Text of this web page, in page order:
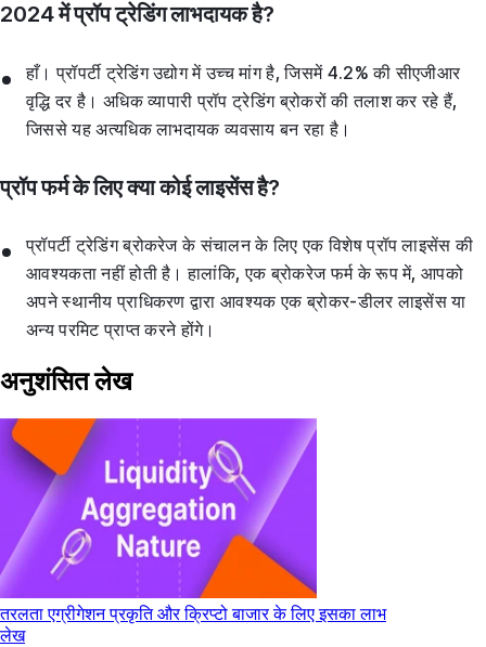
2024 में प्रॉप ट्रेडिंग लाभदायक है?
हाँ। प्रॉपर्टी ट्रेडिंग उद्योग में उच्च मांग है, जिसमें 4.2% की सीएजीआर
वृद्धि दर है। अधिक व्यापारी प्रॉप ट्रेडिंग ब्रोकरों की तलाश कर रहे हैं,
जिससे यह अत्यधिक लाभदायक व्यवसाय बन रहा है।
प्रॉप फर्म के लिए क्या कोई लाइसेंस है?
प्रॉपर्टी ट्रेडिंग ब्रोकरेज के संचालन के लिए एक विशेष प्रॉप लाइसेंस की
आवश्यकता नहीं होती है। हालांकि, एक ब्रोकरेज फर्म के रूप में, आपको
अपने स्थानीय प्राधिकरण द्वारा आवश्यक एक ब्रोकर-डीलर लाइसेंस या
अन्य परमिट प्राप्त करने होंगे।
अनुशंसित लेख
तरलता एग्रीगेशन प्रकृति और क्रिप्टो बाजार के लिए इसका लाभ
लेख